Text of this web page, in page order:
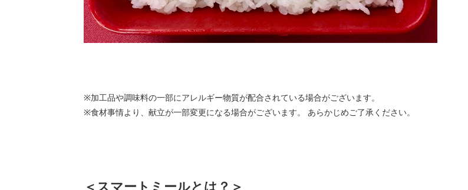
※加工品や調味料の一部にアレルギー物質が配合されている場合がございます。
※食材事情より、献立が一部変更になる場合がございます。 あらかじめご了承ください。
＜スマートミールとは？＞